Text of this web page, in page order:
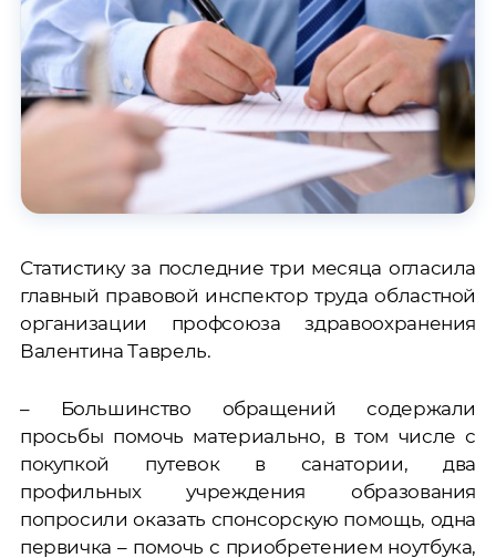
Статистику за последние три месяца огласила
главный правовой инспектор труда областной
организации профсоюза здравоохранения
Валентина Таврель.
– Большинство обращений содержали
просьбы помочь материально, в том числе с
покупкой путевок в санатории, два
профильных учреждения образования
попросили оказать спонсорскую помощь, одна
первичка – помочь с приобретением ноутбука,